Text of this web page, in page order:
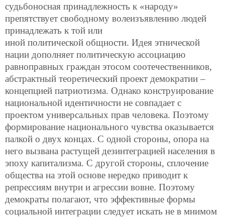
судьбоносная принадлежность к «народу»
препятствует свободному волеизъявлению людей
принадлежать к той или
иной политической общности. Идея этнической
нации дополняет политическую ассоциацию
равноправных граждан этосом соотечественников,
абстрактный теоретический проект демократии –
концепцией патриотизма. Однако конструирование
национальной идентичности не совпадает с
проектом универсальных прав человека. Поэтому
формирование национального чувства оказывается
палкой о двух концах. С одной стороны, опора на
него вызвана растущей дезинтеграцией населения в
эпоху капитализма. С другой стороны, сплочение
общества на этой основе нередко приводит к
репрессиям внутри и агрессии вовне. Поэтому
демократы полагают, что эффективные формы
социальной интеграции следует искать не в мнимом